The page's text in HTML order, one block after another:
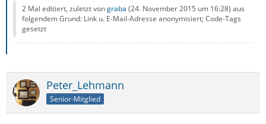
2 Mal editiert, zuletzt vongraba (24. November 2015 um 16:28) aus
folgendem Grund: Link u. E-Mail-Adresse anonymisiert; Code-Tags
gesetzt
Peter_Lehmann
Senior-Mitglied